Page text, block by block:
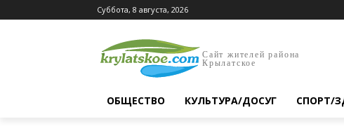
Суббота, 8 августа, 2026
Сайт жителей района
Крылатское
ОБЩЕСТВО КУЛЬТУРА/ДОСУГ СПОРТ/